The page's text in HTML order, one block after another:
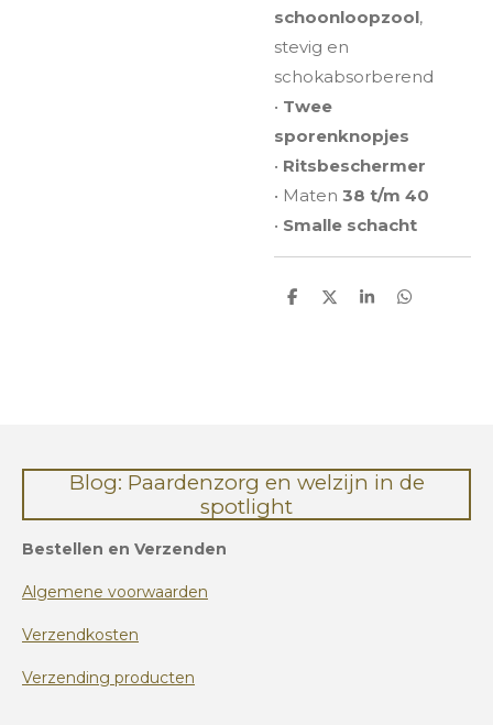
schoonloopzool,
stevig en
schokabsorberend
• Twee
sporenknopjes
• Ritsbeschermer
• Maten 38 t/m 40
• Smalle schacht
D
D
S
D
Blog: Paardenzorg en welzijn in de
spotlight
Bestellen en Verzenden
Algemene voorwaarden
Verzendkosten
Verzending producten